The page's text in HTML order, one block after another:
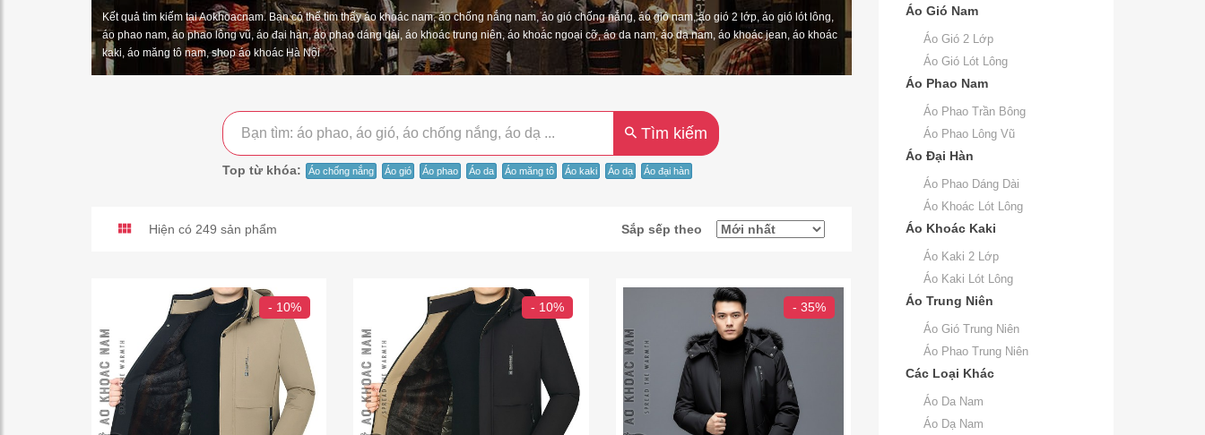
Kết quả tìm kiếm tại Aokhoacnam. Bạn có thể tìm thấy áo khoác nam, áo chống nắng nam, áo gió chống nắng, áo gió nam, áo gió 2 lớp, áo gió lót lông,
áo phao nam, áo phao lông vũ, áo đại hàn, áo phao dáng dài, áo khoác trung niên, áo khoác ngoại cỡ, áo da nam, áo dạ nam, áo khoác jean, áo khoác
kaki, áo măng tô nam, shop áo khoác Hà Nội
Tìm kiếm
Top từ khóa: Áo chống nắng Áo gió Áo phao Áo da Áo măng tô Áo kaki Áo dạ Áo đại hàn
Hiện có 249 sản phẩm Sắp sếp theo
- 10% - 10% - 35%
Áo Gió Nam
Áo Gió 2 Lớp
Áo Gió Lót Lông
Áo Phao Nam
Áo Phao Trần Bông
Áo Phao Lông Vũ
Áo Đại Hàn
Áo Phao Dáng Dài
Áo Khoác Lót Lông
Áo Khoác Kaki
Áo Kaki 2 Lớp
Áo Kaki Lót Lông
Áo Trung Niên
Áo Gió Trung Niên
Áo Phao Trung Niên
Các Loại Khác
Áo Da Nam
Áo Dạ Nam